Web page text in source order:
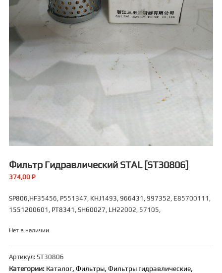
Фильтр Гидравлический STAL [ST30806]
374,00 ₽
SP806,HF35456, P551347, KHJ1493, 966431, 997352, E85700111,
1551200601, PT8341, SH60027, LH22002, 57105,
Нет в наличии
Артикул: ST30806
Категории: Каталог, Фильтры, Фильтры гидравлические,